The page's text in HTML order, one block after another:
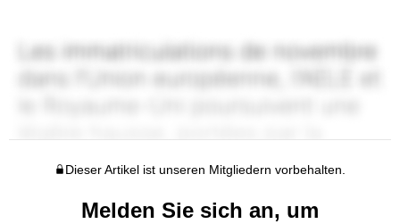
Dieser Artikel ist unseren Mitgliedern vorbehalten.
Melden Sie sich an, um